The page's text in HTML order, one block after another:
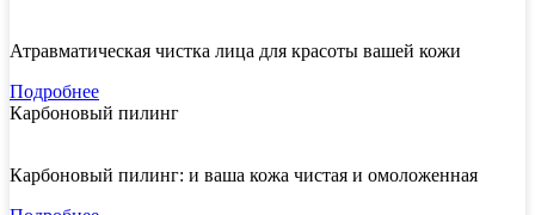
Атравматическая чистка лица для красоты вашей кожи
Подробнее
Карбоновый пилинг
Карбоновый пилинг: и ваша кожа чистая и омоложенная